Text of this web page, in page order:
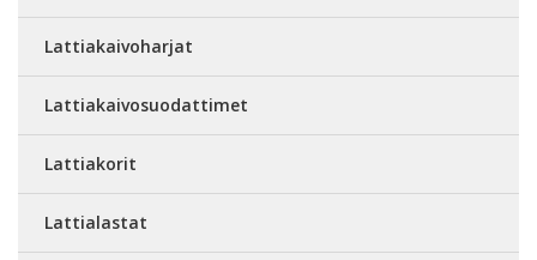
Lattiakaivoharjat
Lattiakaivosuodattimet
Lattiakorit
Lattialastat